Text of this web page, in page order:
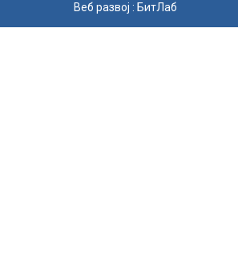
Веб развој : БитЛаб